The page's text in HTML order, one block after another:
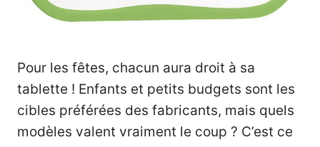
Pour les fêtes, chacun aura droit à sa
tablette ! Enfants et petits budgets sont les
cibles préférées des fabricants, mais quels
modèles valent vraiment le coup ? C’est ce